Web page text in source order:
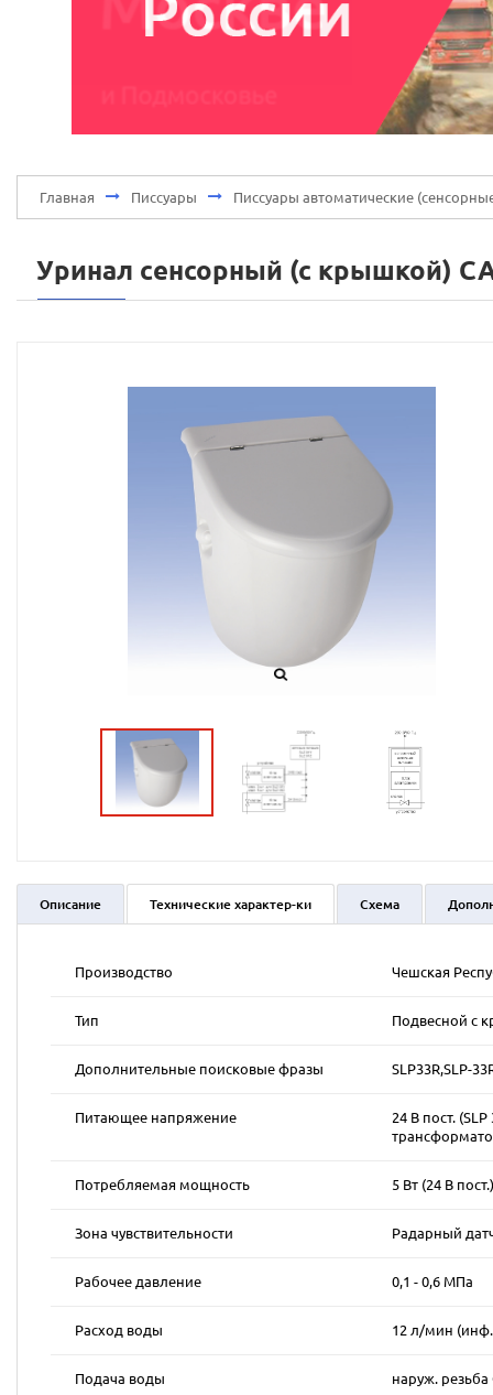
Главная Писсуары Писсуары автоматические
Уринал сенсорный (с крышкой)
Описание Технические характер-ки Схема
Производство Чешская
Тип Подвесной с
Дополнительные поисковые фразы SLP33R,SLP-
Питающее напряжение
24 В пост.
Потребляемая мощность 5 Вт (24 В
Зона чувствительности Радарный
Рабочее давление 0,1 - 0,6 МПa
Расход воды 12 л/мин
Подача воды наруж. резьба